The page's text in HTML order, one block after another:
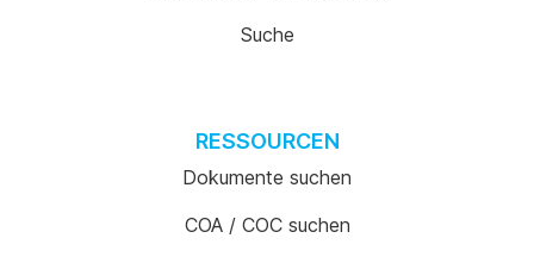
Suche
RESSOURCEN
Dokumente suchen
COA / COC suchen